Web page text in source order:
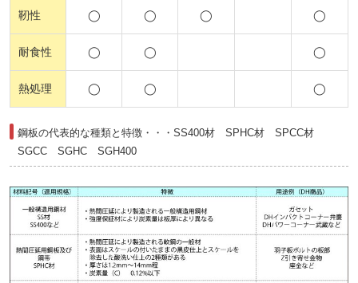
靭性 ◯ ◯ ◯ ◯
耐食性 ◯ ◯ ◯
熱処理 ◯ ◯ ◯
鋼板の代表的な種類と特徴・・・SS400材 SPHC材 SPCC材
SGCC SGHC SGH400